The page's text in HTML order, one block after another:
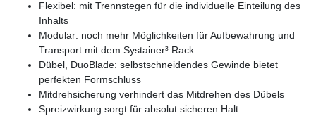
Flexibel: mit Trennstegen für die individuelle Einteilung des
Inhalts
Modular: noch mehr Möglichkeiten für Aufbewahrung und
Transport mit dem Systainer³ Rack
Dübel, DuoBlade: selbstschneidendes Gewinde bietet
perfekten Formschluss
Mitdrehsicherung verhindert das Mitdrehen des Dübels
Spreizwirkung sorgt für absolut sicheren Halt